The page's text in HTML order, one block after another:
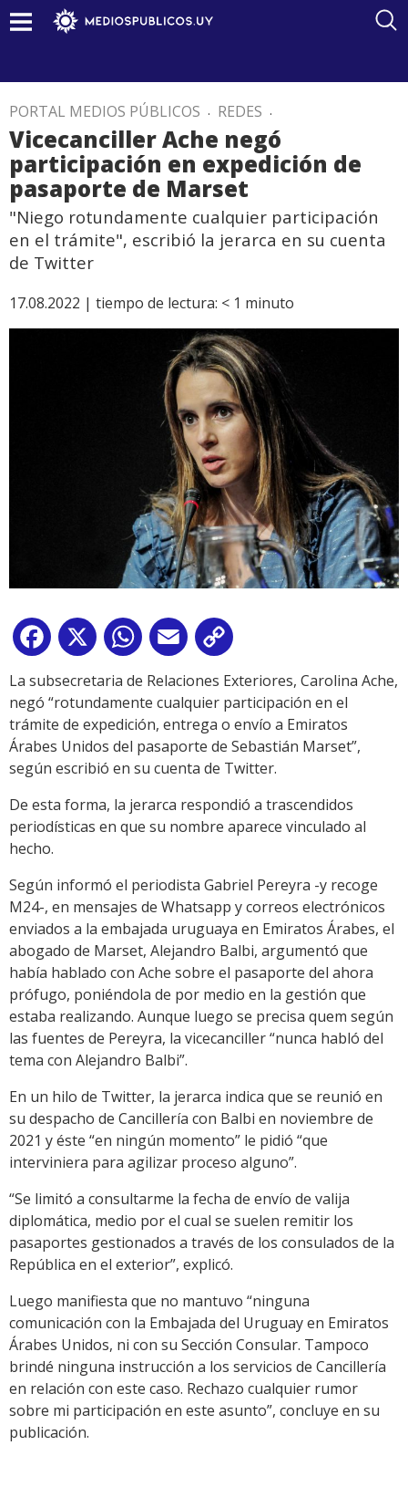
PORTAL MEDIOS PÚBLICOS . REDES .
Vicecanciller Ache negó
participación en expedición de
pasaporte de Marset
"Niego rotundamente cualquier participación
en el trámite", escribió la jerarca en su cuenta
de Twitter
17.08.2022 | tiempo de lectura: < 1 minuto
Facebook
X WhatsApp
Email
Link
La subsecretaria de Relaciones Exteriores, Carolina Ache,
negó “rotundamente cualquier participación en el
trámite de expedición, entrega o envío a Emiratos
Árabes Unidos del pasaporte de Sebastián Marset”,
según escribió en su cuenta de Twitter.
De esta forma, la jerarca respondió a trascendidos
periodísticas en que su nombre aparece vinculado al
hecho.
Según informó el periodista Gabriel Pereyra -y recoge
M24-, en mensajes de Whatsapp y correos electrónicos
enviados a la embajada uruguaya en Emiratos Árabes, el
abogado de Marset, Alejandro Balbi, argumentó que
había hablado con Ache sobre el pasaporte del ahora
prófugo, poniéndola de por medio en la gestión que
estaba realizando. Aunque luego se precisa quem según
las fuentes de Pereyra, la vicecanciller “nunca habló del
tema con Alejandro Balbi”.
En un hilo de Twitter, la jerarca indica que se reunió en
su despacho de Cancillería con Balbi en noviembre de
2021 y éste “en ningún momento” le pidió “que
interviniera para agilizar proceso alguno”.
“Se limitó a consultarme la fecha de envío de valija
diplomática, medio por el cual se suelen remitir los
pasaportes gestionados a través de los consulados de la
República en el exterior”, explicó.
Luego manifiesta que no mantuvo “ninguna
comunicación con la Embajada del Uruguay en Emiratos
Árabes Unidos, ni con su Sección Consular. Tampoco
brindé ninguna instrucción a los servicios de Cancillería
en relación con este caso. Rechazo cualquier rumor
sobre mi participación en este asunto”, concluye en su
publicación.